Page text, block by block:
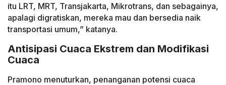
itu LRT, MRT, Transjakarta, Mikrotrans, dan sebagainya,
apalagi digratiskan, mereka mau dan bersedia naik
transportasi umum,” katanya.
Antisipasi Cuaca Ekstrem dan Modifikasi
Cuaca
Pramono menuturkan, penanganan potensi cuaca